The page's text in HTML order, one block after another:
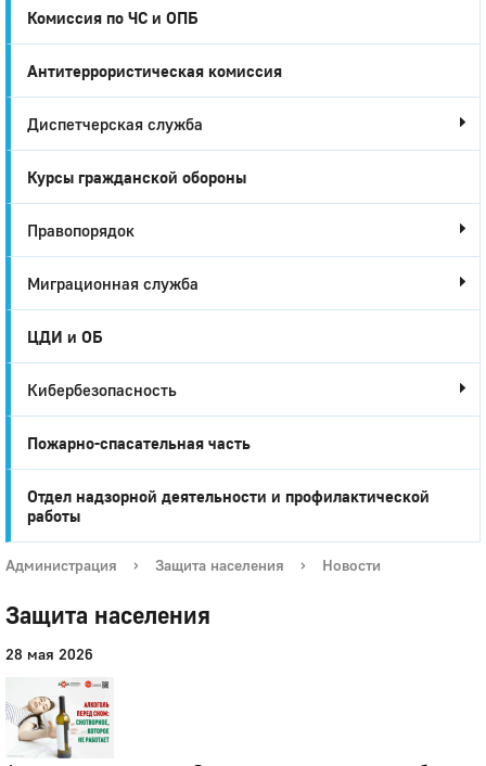
Комиссия по ЧС и ОПБ
Антитеррористическая комиссия
Диспетчерская служба
Курсы гражданской обороны
Правопорядок
Миграционная служба
ЦДИ и ОБ
Кибербезопасность
Пожарно-спасательная часть
Отдел надзорной деятельности и профилактической
работы
Администрация › Защита населения › Новости
Защита населения
28 мая 2026